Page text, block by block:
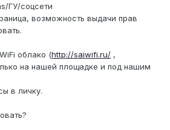
ГУ/соцсети
возможность выдачи прав
облако (http://saiwifi.ru/ ,
на нашей площадке и под нашим
в личку.